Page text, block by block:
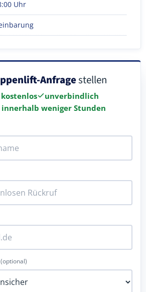
Uhr
Anfragestellen
kostenlos
unverbindlich
weniger Stunden
(optional)